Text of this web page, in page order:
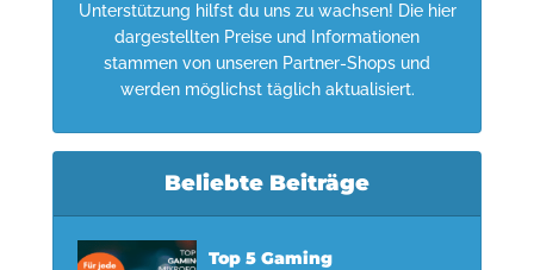
Unterstützung hilfst du uns zu wachsen! Die hier
dargestellten Preise und Informationen
stammen von unseren Partner-Shops und
werden möglichst täglich aktualisiert.
Beliebte Beiträge
Top 5 Gaming